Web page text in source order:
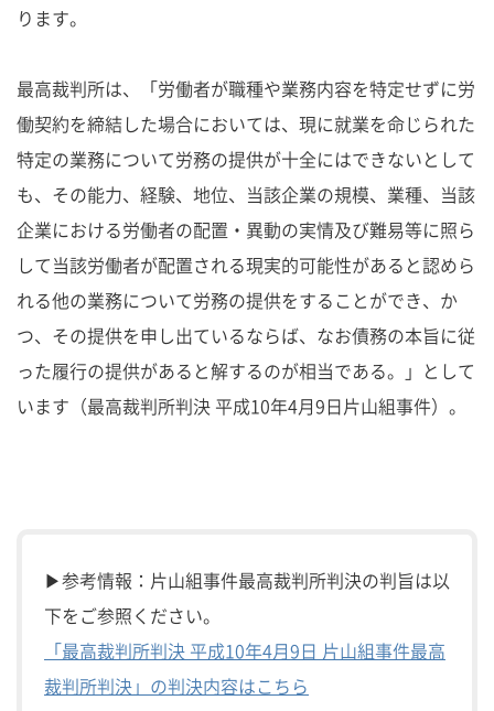
ります。
最高裁判所は、「労働者が職種や業務内容を特定せずに労
働契約を締結した場合においては、現に就業を命じられた
特定の業務について労務の提供が十全にはできないとして
も、その能力、経験、地位、当該企業の規模、業種、当該
企業における労働者の配置・異動の実情及び難易等に照ら
して当該労働者が配置される現実的可能性があると認めら
れる他の業務について労務の提供をすることができ、か
つ、その提供を申し出ているならば、なお債務の本旨に従
った履行の提供があると解するのが相当である。」として
います（最高裁判所判決 平成10年4月9日片山組事件）。
▶参考情報：片山組事件最高裁判所判決の判旨は以
下をご参照ください。
「最高裁判所判決 平成10年4月9日 片山組事件最高
裁判所判決」の判決内容はこちら